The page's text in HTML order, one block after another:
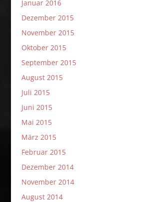
Januar 2016
Dezember 2015
November 2015
Oktober 2015
September 2015
August 2015
Juli 2015
Juni 2015
Mai 2015
März 2015
Februar 2015
Dezember 2014
November 2014
August 2014